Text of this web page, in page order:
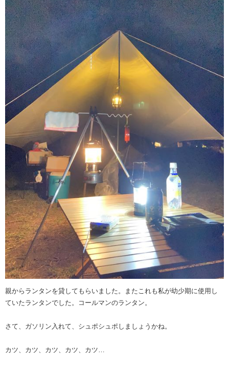
親からランタンを貸してもらいました。またこれも私が幼少期に使用し
ていたランタンでした。コールマンのランタン。
さて、ガソリン入れて、シュポシュポしましょうかね。
カツ、カツ、カツ、カツ、カツ…